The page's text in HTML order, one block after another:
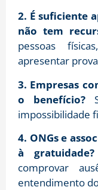
2. É suficiente
não tem
pessoas
apresentar
3. Empresas
o benefício?
impossibilidade
4. ONGs e
à gratuidade?
comprovar
entendimento do